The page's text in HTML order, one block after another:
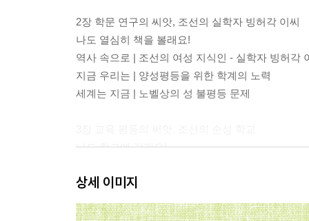
2장 학문 연구의 씨앗, 조선의 실학자 빙허각 이씨
나도 열심히 책을 볼래요!
역사 속으로 | 조선의 여성 지식인 - 실학자 빙허각
지금 우리는 | 양성평등을 위한 학계의 노력
세계는 지금 | 노벨상의 성 불평등 문제
나도 학교에 갈래요!
지금 우리는 | 성별 입학 제한 개선
세계는 지금 | 예일대 학생들의 입학 투쟁
상세 이미지